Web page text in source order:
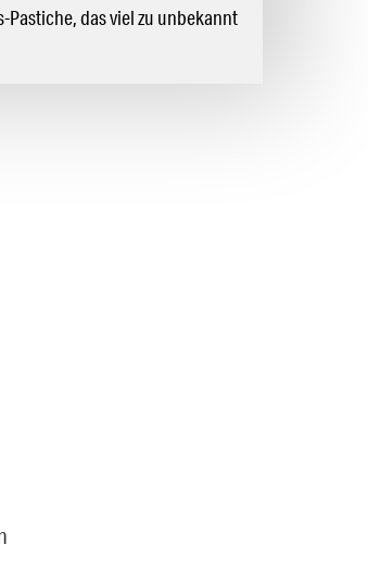
Pastiche, das viel zu unbekannt